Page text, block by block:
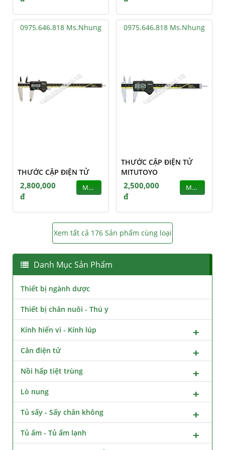
0975.646.818 Ms.Nhung
THƯỚC CẶP ĐIỆN TỬ
2,800,000
đ
MUA
0975.646.818 Ms.Nhung
THƯỚC CẶP ĐIỆN TỬ
MITUTOYO
2,500,000
đ
MUA
Xem tất cả 176 Sản phẩm cùng loại
Danh Mục Sản Phẩm
Thiết bị ngành dược
Thiết bị chăn nuôi - Thú y
Kính hiển vi - Kính lúp
Cân điện tử
Nồi hấp tiệt trùng
Lò nung
Tủ sấy - Sấy chân không
Tủ ấm - Tủ ấm lạnh